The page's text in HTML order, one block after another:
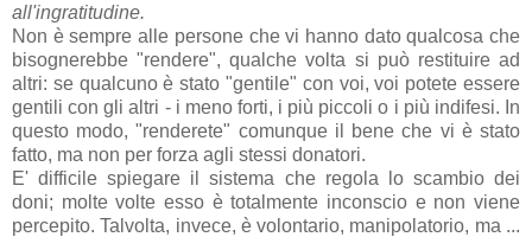
all'ingratitudine.
Non è sempre alle persone che vi hanno dato qualcosa che
bisognerebbe "rendere", qualche volta si può restituire ad
altri: se qualcuno è stato "gentile" con voi, voi potete essere
gentili con gli altri - i meno forti, i più piccoli o i più indifesi. In
questo modo, "renderete" comunque il bene che vi è stato
fatto, ma non per forza agli stessi donatori.
E' difficile spiegare il sistema che regola lo scambio dei
doni; molte volte esso è totalmente inconscio e non viene
percepito. Talvolta, invece, è volontario, manipolatorio, ma ...